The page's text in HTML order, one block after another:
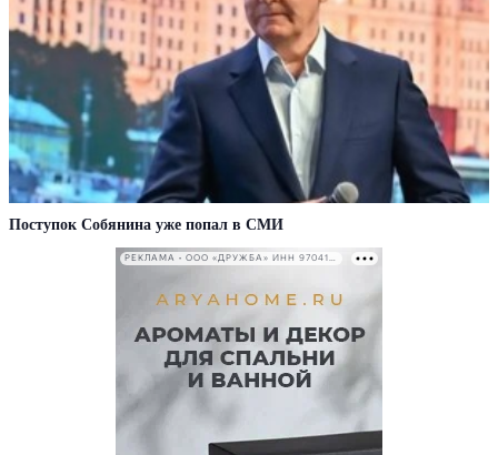
Поступок Собянина уже попал в СМИ
РЕКЛАМА • ООО «ДРУЖБА» ИНН 9704146411